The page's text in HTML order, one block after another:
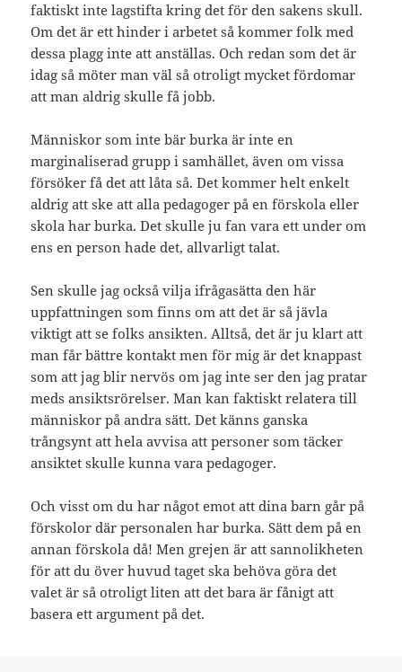
faktiskt inte lagstifta kring det för den sakens skull.
Om det är ett hinder i arbetet så kommer folk med
dessa plagg inte att anställas. Och redan som det är
idag så möter man väl så otroligt mycket fördomar
att man aldrig skulle få jobb.
Människor som inte bär burka är inte en
marginaliserad grupp i samhället, även om vissa
försöker få det att låta så. Det kommer helt enkelt
aldrig att ske att alla pedagoger på en förskola eller
skola har burka. Det skulle ju fan vara ett under om
ens en person hade det, allvarligt talat.
Sen skulle jag också vilja ifrågasätta den här
uppfattningen som finns om att det är så jävla
viktigt att se folks ansikten. Alltså, det är ju klart att
man får bättre kontakt men för mig är det knappast
som att jag blir nervös om jag inte ser den jag pratar
meds ansiktsrörelser. Man kan faktiskt relatera till
människor på andra sätt. Det känns ganska
trångsynt att hela avvisa att personer som täcker
ansiktet skulle kunna vara pedagoger.
Och visst om du har något emot att dina barn går på
förskolor där personalen har burka. Sätt dem på en
annan förskola då! Men grejen är att sannolikheten
för att du över huvud taget ska behöva göra det
valet är så otroligt liten att det bara är fånigt att
basera ett argument på det.